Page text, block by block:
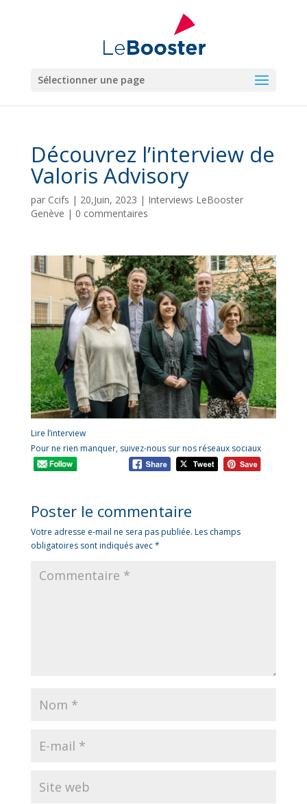
Sélectionner une page
Découvrez l’interview de
Valoris Advisory
par Ccifs | 20,Juin, 2023 | Interviews LeBooster
Genève | 0 commentaires
Lire l’interview
Pour ne rien manquer, suivez-nous sur nos réseaux sociaux
Poster le commentaire
Votre adresse e-mail ne sera pas publiée. Les champs
obligatoires sont indiqués avec*